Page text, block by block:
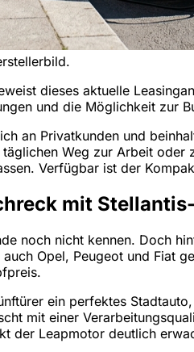
dieses aktuelle
und die Möglichkeit zur
an Privatkunden und
Weg zur Arbeit
Verfügbar ist der
mit
noch nicht kennen. Doch
Opel, Peugeot und
ein perfektes
mit einer
der Leapmotor deutlich